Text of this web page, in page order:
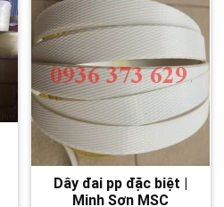
Dây đai pp đặc biệt |
Minh Sơn MSC